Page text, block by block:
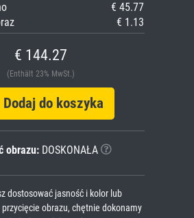
€ 45.77
€ 1.13
€ 144.27
(Enthält 23% MwSt.)
Dodaj do koszyka
obrazu:DOSKONAŁA
dostosować jasność i kolor lub
obrazu, chętnie dokonamy